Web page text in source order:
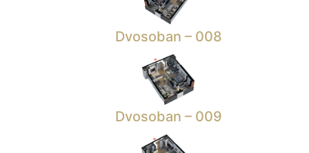
Dvosoban – 008
Dvosoban – 009